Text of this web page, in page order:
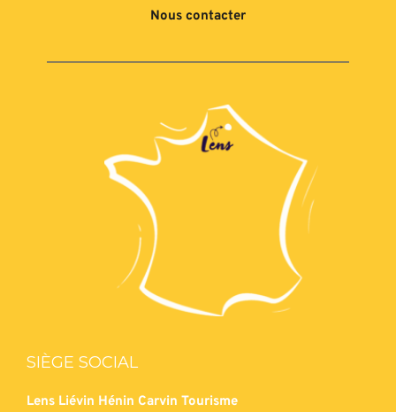
Nous contacter
SIÈGE SOCIAL
Lens Liévin Hénin Carvin Tourisme